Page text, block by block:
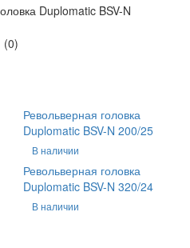
(0)
Револьверная головка
Duplomatic BSV-N 200/25
В наличии
Револьверная головка
Duplomatic BSV-N 320/24
В наличии